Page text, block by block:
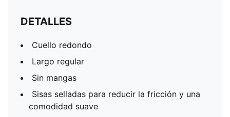
DETALLES
Cuello redondo
Largo regular
Sin mangas
Sisas selladas para reducir la fricción y una
comodidad suave